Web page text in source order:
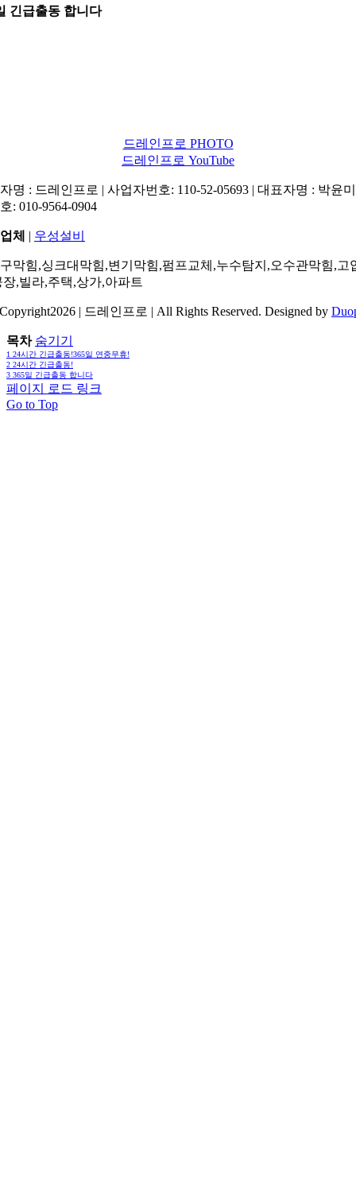
긴급출동 합니다
드레인프로 PHOTO
드레인프로 YouTube
명 : 드레인프로 | 사업자번호: 110-52-05693 | 대표자명 : 박윤
: 010-9564-0904
체 | 우성설비
막힘,싱크대막힘,변기막힘,펌프교체,누수탐지,오수관막힘,고
장,빌라,주택,상가,아파트
| 드레인프로 | All Rights Reserved. Designed by
목차 숨기기
1 24시간 긴급출동!365일 연중무휴!
2 24시간 긴급출동!
3 365일 긴급출동 합니다
페이지 로드 링크
Go to Top